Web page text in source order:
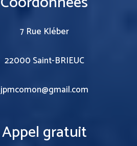
7 Rue Kléber
22000 Saint-BRIEUC
jpmcomon@gmail.com
Appel gratuit